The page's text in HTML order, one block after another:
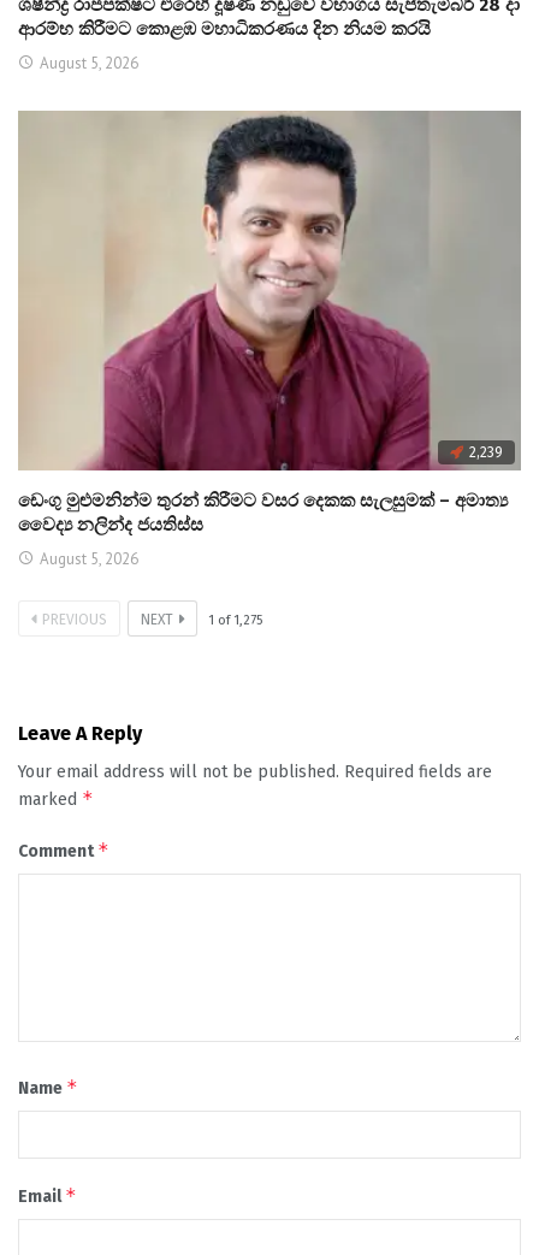
ශෂීන්ද්‍ර රාජපක්ෂට එරෙහි දූෂණ නඩුවේ විභාගය සැප්තැම්බර් 28 දා
ආරම්භ කිරීමට කොළඹ මහාධිකරණය දින නියම කරයි
August 5, 2026
2,239
ඩෙංගු මුළුමනින්ම තුරන් කිරීමට වසර දෙකක සැලසුමක් – අමාත්‍ය
වෛද්‍ය නලින්ද ජයතිස්ස
August 5, 2026
PREVIOUS NEXT 1 of 1,275
Leave A Reply
Your email address will not be published. Required fields are
marked *
Comment*
Name *
Email*